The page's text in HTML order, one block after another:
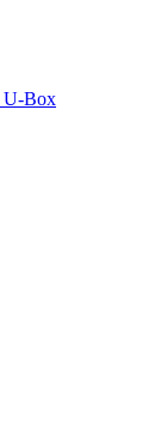
U-Box